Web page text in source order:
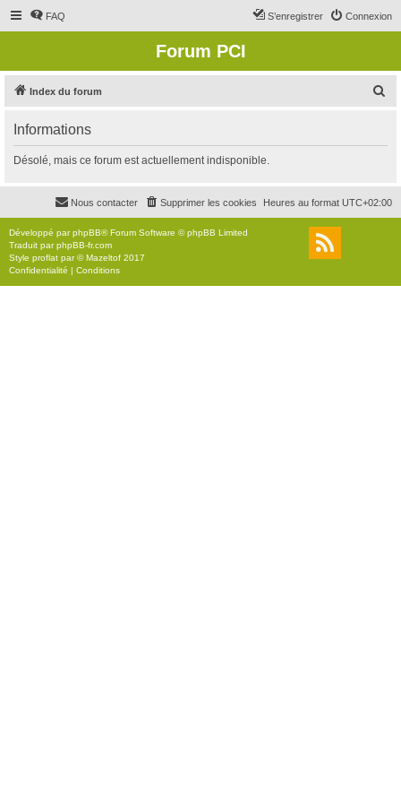
FAQ Connexion
S’enregistrer
Forum PCI
Index du forum
r
c
r
Informations
Désolé, mais ce forum est actuellement indisponible.
Heures au format UTC+02:00
Supprimer les cookies
Nous contacter
Développé parphpBB® Forum Software © phpBB Limited
Traduit parphpBB-fr.com
Style proflat par ©Mazeltof 2017
Confidentialité | Conditions